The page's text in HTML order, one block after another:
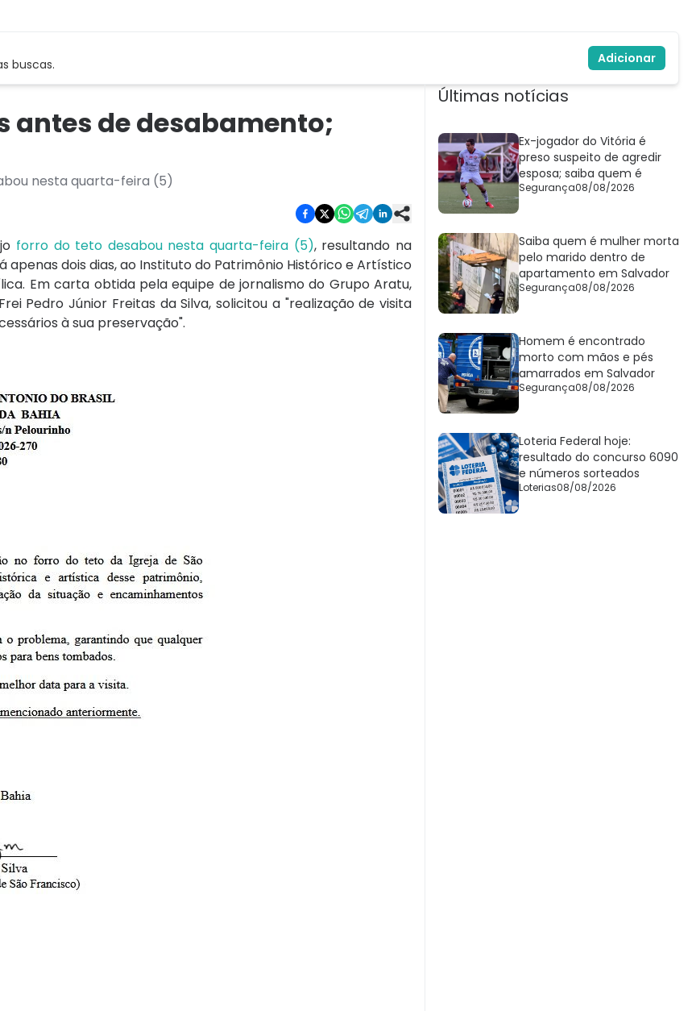
buscas. Adicionar
antes de desabamento;
nesta quarta-feira (5)
forro do teto desabou nesta quarta-feira (5), resultando na
apenas dois dias, ao Instituto do Patrimônio Histórico e Artístico
Em carta obtida pela equipe de jornalismo do Grupo Aratu,
Pedro Júnior Freitas da Silva, solicitou a "realização de visita
à sua preservação".
Últimas notícias
Ex-jogador do Vitória é
preso suspeito de agredir
esposa; saiba quem é
Segurança08/08/2026
Saiba quem é mulher morta
pelo marido dentro de
apartamento em Salvador
Segurança08/08/2026
Homem é encontrado
morto com mãos e pés
amarrados em Salvador
Segurança08/08/2026
Loteria Federal hoje:
resultado do concurso 6090
e números sorteados
Loterias08/08/2026